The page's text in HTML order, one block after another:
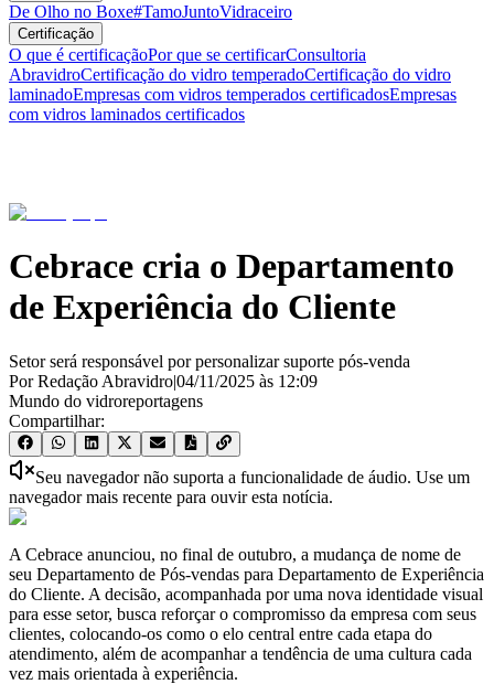
De Olho no Boxe#TamoJuntoVidraceiro
Certificação
O que é certificaçãoPor que se certificarConsultoria
AbravidroCertificação do vidro temperadoCertificação do vidro
laminadoEmpresas com vidros temperados certificadosEmpresas
com vidros laminados certificados
Cebrace cria o Departamento
de Experiência do Cliente
Setor será responsável por personalizar suporte pós-venda
Por Redação Abravidro|04/11/2025 às 12:09
Mundo do vidroreportagens
Compartilhar:
Seu navegador não suporta a funcionalidade de áudio. Use um
navegador mais recente para ouvir esta notícia.
A Cebrace anunciou, no final de outubro, a mudança de nome de
seu Departamento de Pós-vendas para Departamento de Experiência
do Cliente. A decisão, acompanhada por uma nova identidade visual
para esse setor, busca reforçar o compromisso da empresa com seus
clientes, colocando-os como o elo central entre cada etapa do
atendimento, além de acompanhar a tendência de uma cultura cada
vez mais orientada à experiência.